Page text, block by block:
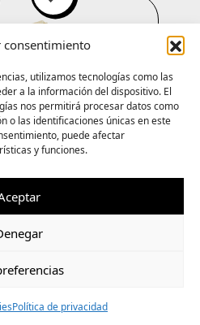
consentimiento
utilizamos tecnologías como las
a la información del dispositivo. El
nos permitirá procesar datos como
o las identificaciones únicas en este
puede afectar
y funciones.
Política de privacidad
sin polo ni polo sin